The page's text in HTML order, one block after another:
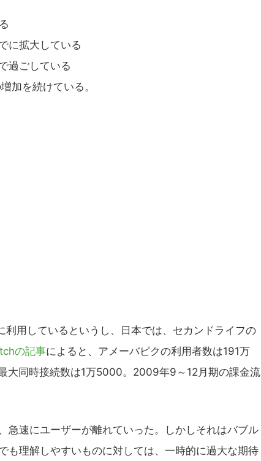
に拡大している
過ごしている
加を続けている。
用しているというし、日本では、セカンドライフの
の記事によると、アメーバピクの利用者数は191万
大同時接続数は1万5000。2009年9～12月期の課金流
速にユーザーが離れていった。しかしそれはバブル
も理解しやすいものに対しては、一時的に過大な期待